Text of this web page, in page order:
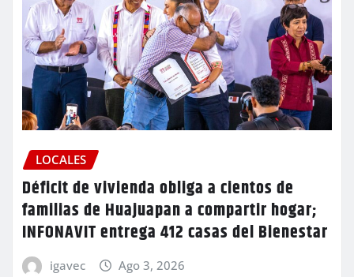
LOCALES
Déficit de vivienda obliga a cientos de
familias de Huajuapan a compartir hogar;
INFONAVIT entrega 412 casas del Bienestar
igavec Ago 3, 2026